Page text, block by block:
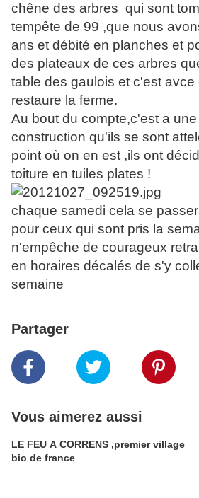
chêne des arbres qui sont
tempête de 99 ,que nous
ans et débité en planches et
des plateaux de ces arbres
table des gaulois et c'est avce
restaure la ferme.
Au bout du compte,c'est a
construction qu'ils se sont
point où on en est ,ils ont
toiture en tuiles plates !
chaque samedi cela se
pour ceux qui sont pris la
n'empêche de courageux
en horaires décalés de s'y
semaine
Partager
Vous aimerez aussi
LE FEU A CORRENS ,premier village
bio de france